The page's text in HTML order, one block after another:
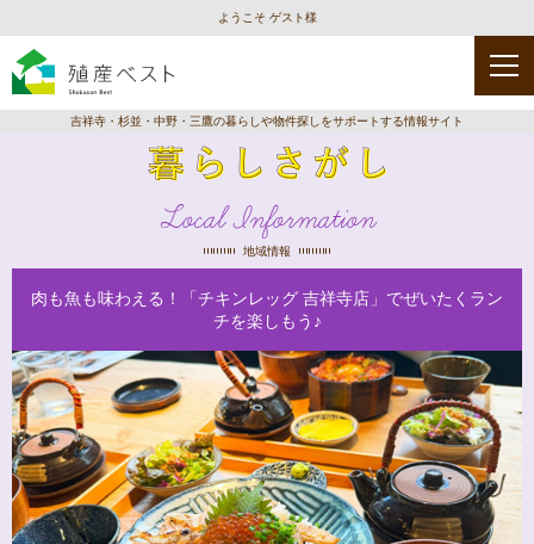
ようこそ ゲスト様
吉祥寺・杉並・中野・三鷹の暮らしや物件探しをサポートする情報サイト
Local Information
地域情報
肉も魚も味わえる！「チキンレッグ 吉祥寺店」でぜいたくラン
チを楽しもう♪